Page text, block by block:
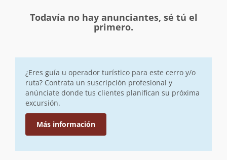
Todavía no hay anunciantes, sé tú el
primero.
¿Eres guía u operador turístico para este cerro y/o
ruta? Contrata un suscripción profesional y
anúnciate donde tus clientes planifican su próxima
excursión.
Más información